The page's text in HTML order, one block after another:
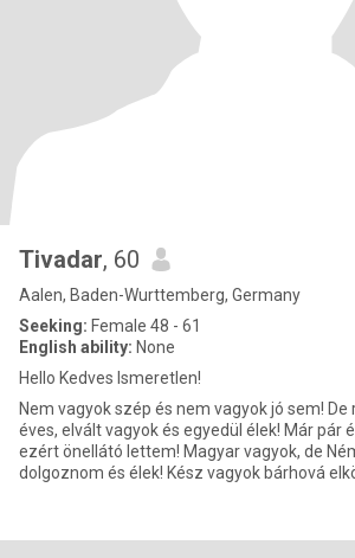
Tivadar, 60
Aalen, Baden-Wurttemberg, Germany
Seeking: Female 48 - 61
English ability: None
Hello Kedves Ismeretlen!
Nem vagyok szép és nem vagyok jó sem! De
éves, elvált vagyok és egyedül élek! Már pár
ezért önellátó lettem! Magyar vagyok, de
dolgoznom és élek! Kész vagyok bárhová